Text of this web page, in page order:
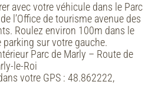
avec votre véhicule dans le Parc
l’Office de tourisme avenue des
Roulez environ 100m dans le
sur votre gauche.
Parc de Marly – Route de
le-Roi
votre GPS : 48.862222,